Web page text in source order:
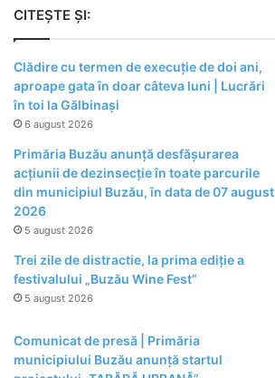
CITEȘTE ȘI:
Clădire cu termen de execuție de doi ani,
aproape gata în doar câteva luni | Lucrări
în toi la Gălbinași
6 august 2026
Primăria Buzău anunță desfășurarea
acțiunii de dezinsecție în toate parcurile
din municipiul Buzău, în data de 07 august
2026
5 august 2026
Trei zile de distractie, la prima ediție a
festivalului „Buzău Wine Fest”
5 august 2026
Comunicat de presă | Primăria
municipiului Buzău anunță startul